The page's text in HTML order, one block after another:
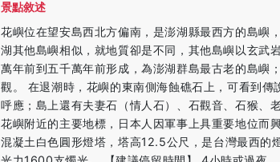
景點敘述
花嶼位在望安島西北方偏南，是澎湖縣最西方的島嶼
湖其他島嶼相似，就地質卻是不同，其他島嶼以玄武
萬年前到五千萬年前形成，為澎湖群島最古老的島嶼
觀。 在退潮時，花嶼的東南側海蝕礁石上，可看到
呼應；島上還有夫妻石（情人石）、石觀音、石猴、
花嶼附近的主要地標，日本人因軍事上具重要地位
混凝土白色圓形燈塔，塔高12.5公尺，是台灣最西的